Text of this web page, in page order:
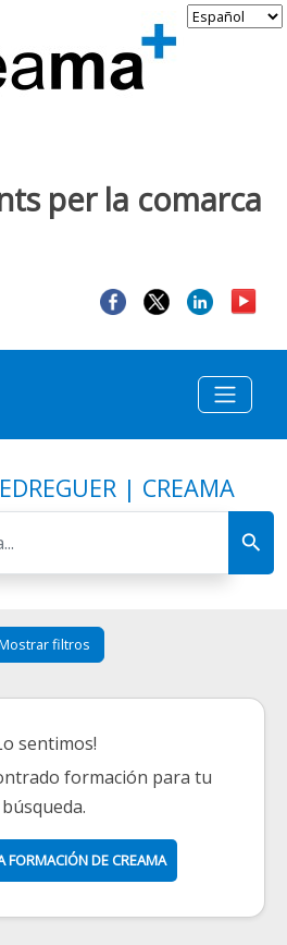
per la comarca
| CREAMA
filtros
sentimos!
formación para tu
búsqueda.
FORMACIÓN DE CREAMA